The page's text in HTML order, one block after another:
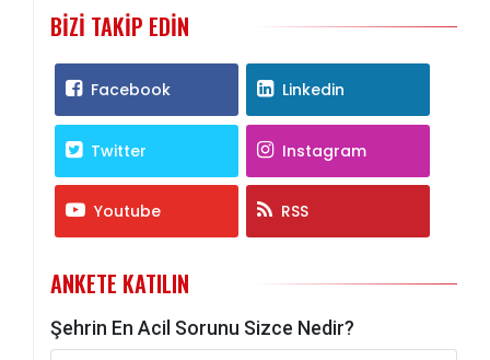
BIZI TAKIP EDIN
Facebook Linkedin
Twitter Instagram
Youtube RSS
ANKETE KATILIN
Şehrin En Acil Sorunu Sizce Nedir?